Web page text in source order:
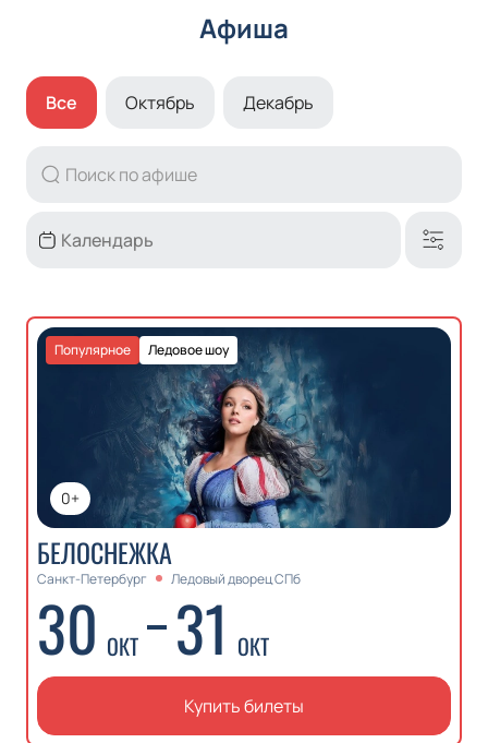
Афиша
Все Октябрь Декабрь
0+
Ледовое шоу
Популярное
БЕЛОСНЕЖКА
Санкт-Петербург Ледовый дворец СПб
30 ОКТ 31 ОКТ
Купить билеты